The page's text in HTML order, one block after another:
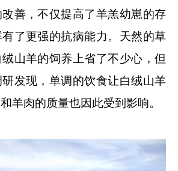
，不仅提高了羊羔幼崽的存
了更强的抗病能力。天然的草
山羊的饲养上省了不少心，但
发现，单调的饮食让白绒山羊
羊肉的质量也因此受到影响。